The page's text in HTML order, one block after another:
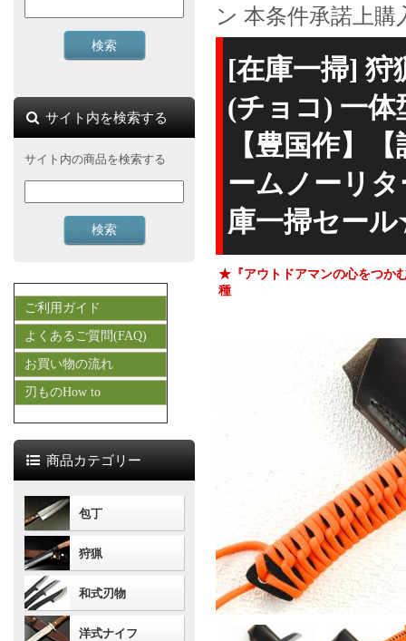
ン 本条件承諾上購
[在庫一掃] 狩
(チョコ) 一
【豊国作】
ームノーリ
庫一掃セー
★『アウトドアマンの心をつか
種
サイト内を検索する
サイト内の商品を検索する
ご利用ガイド
よくあるご質問(FAQ)
お買い物の流れ
刃ものHow to
商品カテゴリー
包丁
狩猟
和式刃物
洋式ナイフ